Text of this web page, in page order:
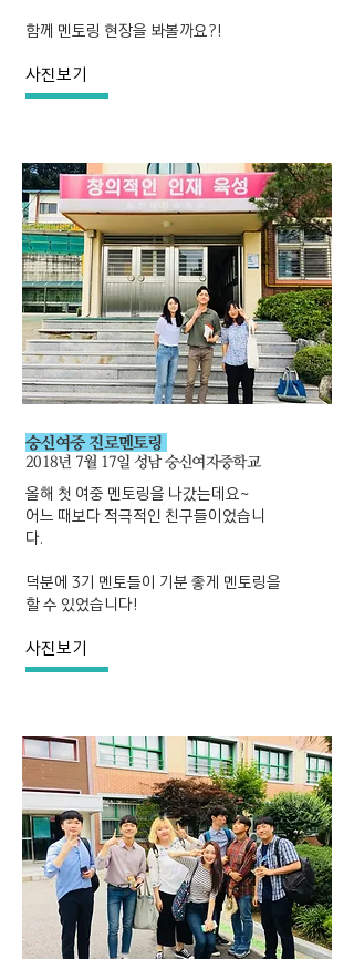
​함께 멘토링 현장을 봐볼까요?!
사진보기
숭신여중 진로멘토링
2018년 7월 17일 성남 숭신여자중학교
올해 첫 여중 멘토링을 나갔는데요~
어느 때보다 적극적인 친구들이었습니
다.
덕분에 3기 멘토들이 기분 좋게 멘토링을
할 수 있었습니다!
사진보기